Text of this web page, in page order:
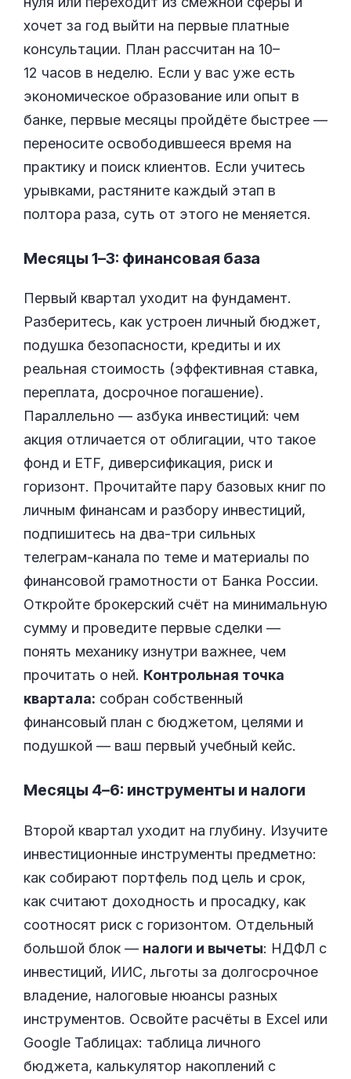
хочет за год выйти на первые платные
консультации. План рассчитан на 10–
12 часов в неделю. Если у вас уже есть
экономическое образование или опыт в
банке, первые месяцы пройдёте быстрее —
переносите освободившееся время на
практику и поиск клиентов. Если учитесь
урывками, растяните каждый этап в
полтора раза, суть от этого не меняется.
Месяцы 1–3: финансовая база
Первый квартал уходит на фундамент.
Разберитесь, как устроен личный бюджет,
подушка безопасности, кредиты и их
реальная стоимость (эффективная ставка,
переплата, досрочное погашение).
Параллельно — азбука инвестиций: чем
акция отличается от облигации, что такое
фонд и ETF, диверсификация, риск и
горизонт. Прочитайте пару базовых книг по
личным финансам и разбору инвестиций,
подпишитесь на два-три сильных
телеграм-канала по теме и материалы по
финансовой грамотности от Банка России.
Откройте брокерский счёт на минимальную
сумму и проведите первые сделки —
понять механику изнутри важнее, чем
прочитать о ней. Контрольная точка
квартала: собран собственный
финансовый план с бюджетом, целями и
подушкой — ваш первый учебный кейс.
Месяцы 4–6: инструменты и налоги
Второй квартал уходит на глубину. Изучите
инвестиционные инструменты предметно:
как собирают портфель под цель и срок,
как считают доходность и просадку, как
соотносят риск с горизонтом. Отдельный
большой блок — налоги и вычеты: НДФЛ с
инвестиций, ИИС, льготы за долгосрочное
владение, налоговые нюансы разных
инструментов. Освойте расчёты в Excel или
Google Таблицах: таблица личного
бюджета, калькулятор накоплений с